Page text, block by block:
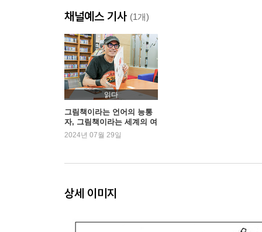
채널예스 기사 (1개)
읽다
그림책이라는 언어의 능통
자, 그림책이라는 세계의 여
행자
2024년 07월 29일
상세 이미지